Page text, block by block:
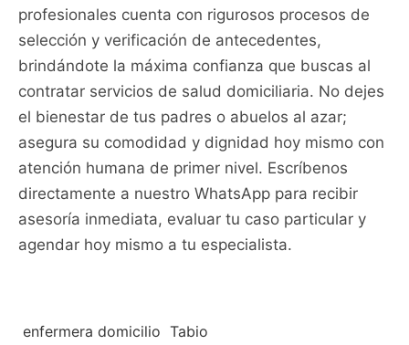
profesionales cuenta con rigurosos procesos de
selección y verificación de antecedentes,
brindándote la máxima confianza que buscas al
contratar servicios de salud domiciliaria. No dejes
el bienestar de tus padres o abuelos al azar;
asegura su comodidad y dignidad hoy mismo con
atención humana de primer nivel. Escríbenos
directamente a nuestro WhatsApp para recibir
asesoría inmediata, evaluar tu caso particular y
agendar hoy mismo a tu especialista.
enfermera domicilio Tabio